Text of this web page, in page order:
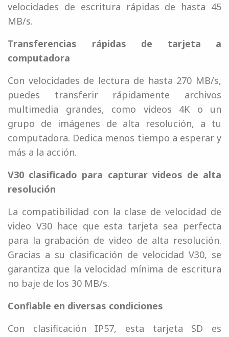
velocidades de escritura rápidas de hasta 45
MB/s.
Transferencias rápidas de tarjeta a
computadora
Con velocidades de lectura de hasta 270 MB/s,
puedes transferir rápidamente archivos
multimedia grandes, como videos 4K o un
grupo de imágenes de alta resolución, a tu
computadora. Dedica menos tiempo a esperar y
más a la acción.
V30 clasificado para capturar videos de alta
resolución
La compatibilidad con la clase de velocidad de
video V30 hace que esta tarjeta sea perfecta
para la grabación de video de alta resolución.
Gracias a su clasificación de velocidad V30, se
garantiza que la velocidad mínima de escritura
no baje de los 30 MB/s.
Confiable en diversas condiciones
Con clasificación IP57, esta tarjeta SD es